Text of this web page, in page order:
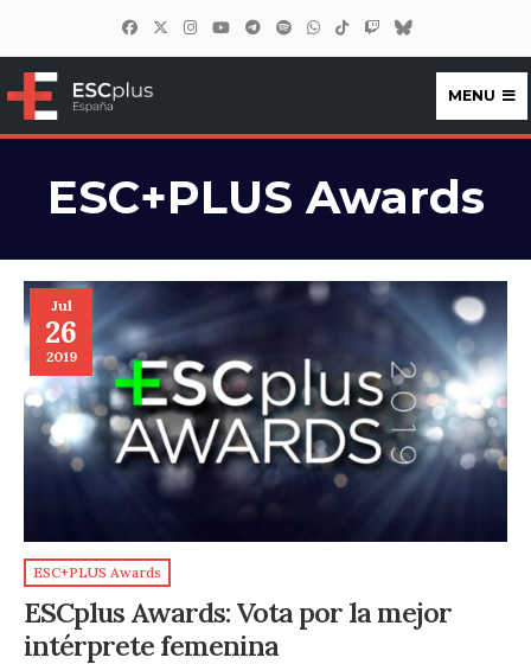
ESCplus España
MENU
ESC+PLUS Awards
Jul
26
2019
ESC+PLUS Awards
ESCplus Awards: Vota por la mejor
intérprete femenina